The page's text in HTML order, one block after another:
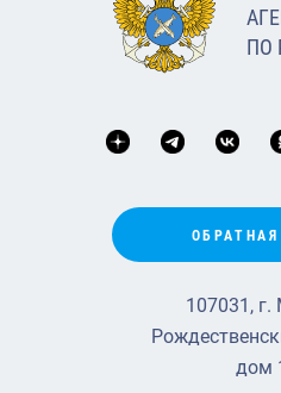
ПО
107031, г.
дом